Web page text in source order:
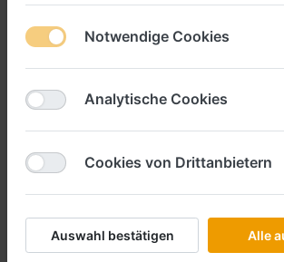
Notwendige Cookies
Analytische Cookies
Cookies von Drittanbietern
Auswahl bestätigen Alle